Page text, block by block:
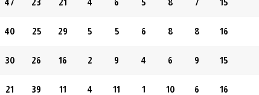
ركن الألعاب
15
7
8
5
6
4
21
23
47
16
8
8
6
5
5
29
25
40
15
9
6
4
9
2
16
26
30
16
6
10
1
11
4
11
39
21